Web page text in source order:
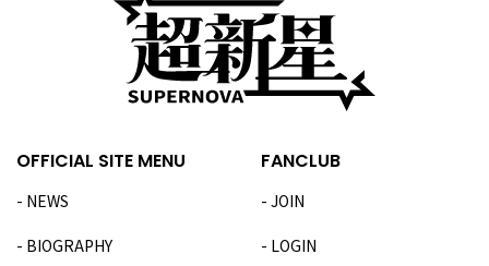
OFFICIAL SITE MENU
NEWS
BIOGRAPHY
FANCLUB
JOIN
LOGIN